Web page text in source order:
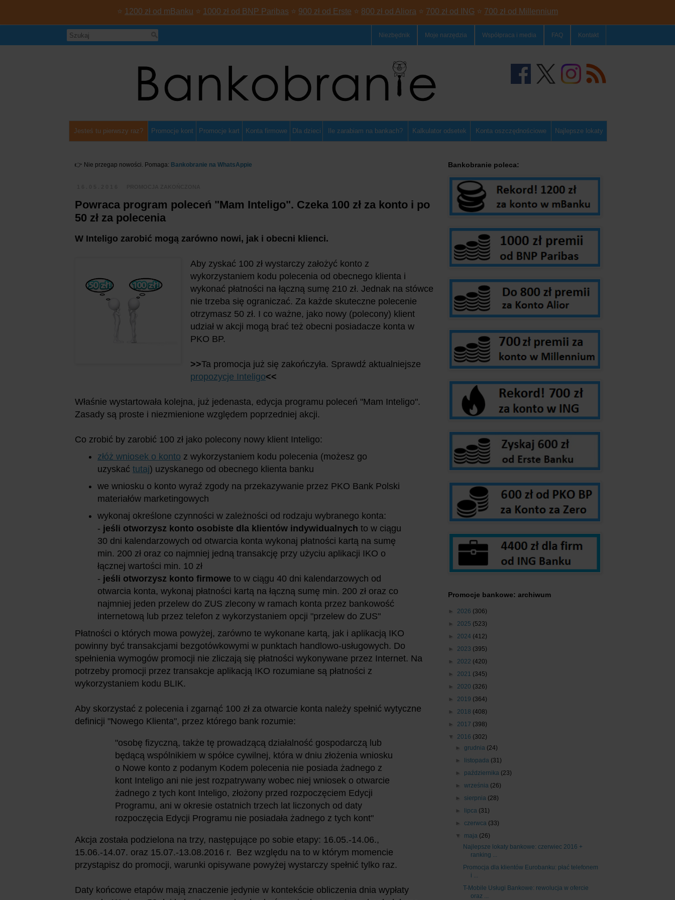
⭐ 1200 zł od mBanku ⭐ 1000 zł od BNP Paribas ⭐ 900 zł od Erste ⭐ 800 zł od Aliora ⭐ 700 zł od ING ⭐ 700 zł od Millennium
Niezbędnik Moje narzędzia Współpraca i media FAQ Kontakt
Jesteś tu pierwszy raz? Promocje kont Promocje kart Konta firmowe Dla dzieci Ile zarabiam na bankach? Kalkulator odsetek Konta oszczędnościowe Najlepsze lokaty
👉 Nie przegap nowości. Pomaga: Bankobranie na WhatsAppie
Powraca program poleceń "Mam Inteligo". Czeka 100 zł za konto i po
50 zł za polecenia
W Inteligo zarobić mogą zarówno nowi, jak i obecni klienci.
Aby zyskać 100 zł wystarczy założyć konto z
wykorzystaniem kodu polecenia od obecnego klienta i
wykonać płatności na łączną sumę 210 zł. Jednak na stówce
nie trzeba się ograniczać. Za każde skuteczne polecenie
otrzymasz 50 zł. I co ważne, jako nowy (polecony) klient
udział w akcji mogą brać też obecni posiadacze konta w
PKO BP.
>>Ta promocja już się zakończyła. Sprawdź aktualniejsze
propozycje Inteligo<<
Właśnie wystartowała kolejna, już jedenasta, edycja programu poleceń "Mam Inteligo".
Zasady są proste i niezmienione względem poprzedniej akcji.
Co zrobić by zarobić 100 zł jako polecony nowy klient Inteligo:
złóż wniosek o konto z wykorzystaniem kodu polecenia (możesz go
uzyskać tutaj) uzyskanego od obecnego klienta banku
we wniosku o konto wyraź zgody na przekazywanie przez PKO Bank Polski
materiałów marketingowych
wykonaj określone czynności w zależności od rodzaju wybranego konta:
- jeśli otworzysz konto osobiste dla klientów indywidualnych to w ciągu
30 dni kalendarzowych od otwarcia konta wykonaj płatności kartą na sumę
min. 200 zł oraz co najmniej jedną transakcję przy użyciu aplikacji IKO o
łącznej wartości min. 10 zł
- jeśli otworzysz konto firmowe to w ciągu 40 dni kalendarzowych od
otwarcia konta, wykonaj płatności kartą na łączną sumę min. 200 zł oraz co
najmniej jeden przelew do ZUS zlecony w ramach konta przez bankowość
internetową lub przez telefon z wykorzystaniem opcji "przelew do ZUS"
Płatności o których mowa powyżej, zarówno te wykonane kartą, jak i aplikacją IKO
powinny być transakcjami bezgotówkowymi w punktach handlowo-usługowych. Do
spełnienia wymogów promocji nie zliczają się płatności wykonywane przez Internet. Na
potrzeby promocji przez transakcje aplikacją IKO rozumiane są płatności z
wykorzystaniem kodu BLIK.
Aby skorzystać z polecenia i zgarnąć 100 zł za otwarcie konta należy spełnić wytyczne
definicji "Nowego Klienta", przez którego bank rozumie:
"osobę fizyczną, także tę prowadzącą działalność gospodarczą lub
będącą wspólnikiem w spółce cywilnej, która w dniu złożenia wniosku
o Nowe konto z podanym Kodem polecenia nie posiada żadnego z
kont Inteligo ani nie jest rozpatrywany wobec niej wniosek o otwarcie
żadnego z tych kont Inteligo, złożony przed rozpoczęciem Edycji
Programu, ani w okresie ostatnich trzech lat liczonych od daty
rozpoczęcia Edycji Programu nie posiadała żadnego z tych kont"
Akcja została podzielona na trzy, następujące po sobie etapy: 16.05.-14.06.,
15.06.-14.07. oraz 15.07.-13.08.2016 r. Bez względu na to w którym momencie
przystąpisz do promocji, warunki opisywane powyżej wystarczy spełnić tylko raz.
Daty końcowe etapów mają znaczenie jedynie w kontekście obliczenia dnia wypłaty
Bankobranie poleca:
Promocje bankowe: archiwum
► 2026 (306)
► 2025 (523)
► 2024 (412)
► 2023 (395)
► 2022 (420)
► 2021 (345)
► 2020 (326)
► 2019 (364)
► 2018 (408)
► 2017 (398)
▼ 2016 (302)
►grudnia (24)
►
listopada (31)
► października (23)
►września (26)
► sierpnia (28)
►
lipca (31)
►czerwca (33)
▼ maja (26)
Najlepsze lokaty bankowe: czerwiec 2016 +
ranking ...
Promocja dla klientów Eurobanku: płać telefonem
i ...
T-Mobile Usługi Bankowe: rewolucja w ofercie
oraz ...